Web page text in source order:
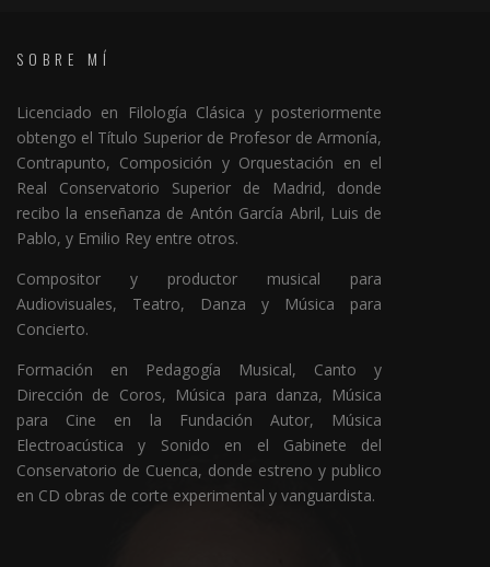
SOBRE MÍ
Licenciado en Filología Clásica y posteriormente
obtengo el Título Superior de Profesor de Armonía,
Contrapunto, Composición y Orquestación en el
Real Conservatorio Superior de Madrid, donde
recibo la enseñanza de Antón García Abril, Luis de
Pablo, y Emilio Rey entre otros.
Compositor y productor musical para
Audiovisuales, Teatro, Danza y Música para
Concierto.
Formación en Pedagogía Musical, Canto y
Dirección de Coros, Música para danza, Música
para Cine en la Fundación Autor, Música
Electroacústica y Sonido en el Gabinete del
Conservatorio de Cuenca, donde estreno y publico
en CD obras de corte experimental y vanguardista.